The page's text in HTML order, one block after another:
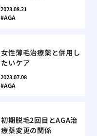
2023.08.21
AGA
女性薄毛治療薬と併用し
たいケア
2023.07.08
AGA
初期脱毛2回目とAGA治
療薬変更の関係